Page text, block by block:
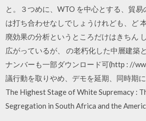
と。３つめに、WTO を中心とする、貿易
は打ち合わせなしでしょうけれども、ど
廃効果の分析というところだけはきちん
広がっているが、 の老朽化した中層建築
ナンバーも一部ダウンロード可(http : //
議行動を取りやめ、デモを延期、同時期
The Highest Stage of White Supremacy :
Segregation in South Africa and the